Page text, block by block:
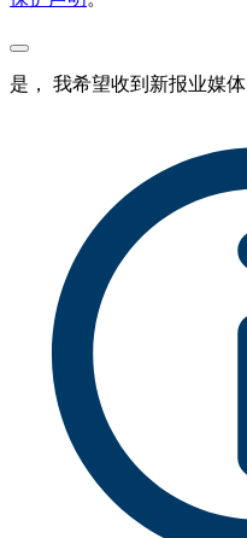
是， 我希望收到新报业媒体